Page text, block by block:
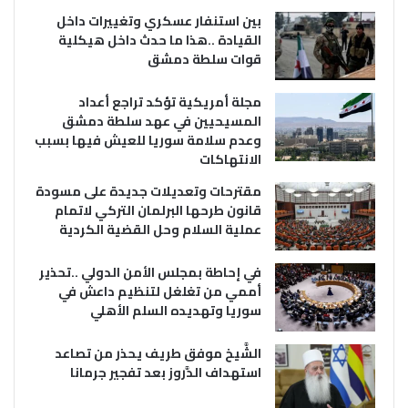
بين استنفار عسكري وتغييرات داخل
القيادة ..هذا ما حدث داخل هيكلية
قوات سلطة دمشق
مجلة أمريكية تؤكد تراجع أعداد
المسيحيين في عهد سلطة دمشق
وعدم سلامة سوريا للعيش فيها بسبب
الانتهاكات
مقترحات وتعديلات جديدة على مسودة
قانون طرحها البرلمان التركي لاتمام
عملية السلام وحل القضية الكردية
في إحاطة بمجلس الأمن الدولي ..تحذير
أممي من تغلغل لتنظيم داعش في
سوريا وتهديده السلم الأهلي
الشَّيخ موفق طريف يحذر من تصاعد
استهداف الدَّروز بعد تفجير جرمانا